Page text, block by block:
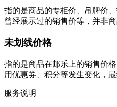
指的是商品的专柜价、吊牌价
曾经展示过的销售价等，并非
未划线价格
指的是商品在邮乐上的销售价
用优惠券、积分等发生变化，
服务说明